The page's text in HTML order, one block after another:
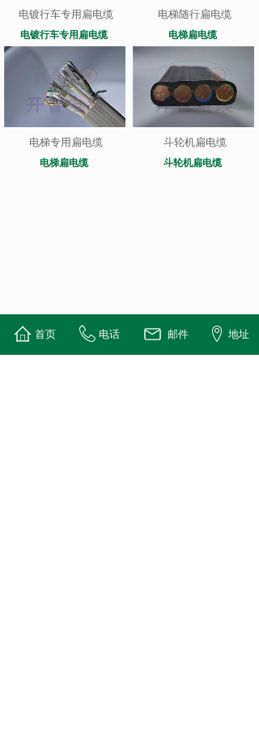
电镀行车专用扁电缆
电镀行车专用扁电缆
电梯随行扁电缆
电梯扁电缆
电梯专用扁电缆
电梯扁电缆
斗轮机扁电缆
斗轮机扁电缆
首页 电话 邮件 地址